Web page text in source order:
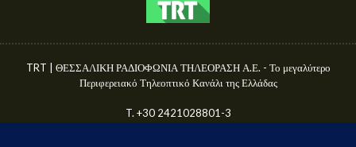
TRT | ΘΕΣΣΑΛΙΚΗ ΡΑΔΙΟΦΩΝΙΑ ΤΗΛΕΟΡΑΣΗ Α.Ε. - Το μεγαλύτερο
Περιφερειακό Τηλεοπτικό Κανάλι της Ελλάδας
T. +30 2421028801-3